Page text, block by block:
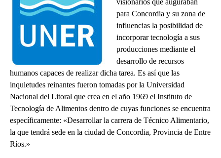
para Concordia y su zona de
influencias la posibilidad de
incorporar tecnología a sus
producciones mediante el
desarrollo de recursos
humanos capaces de realizar dicha tarea. Es así que las
inquietudes reinantes fueron tomadas por la Universidad
Nacional del Litoral que crea en el año 1969 el Instituto de
Tecnología de Alimentos dentro de cuyas funciones se encuentra
específicamente: «Desarrollar la carrera de Técnico Alimentario,
la que tendrá sede en la ciudad de Concordia, Provincia de Entre
Ríos.»